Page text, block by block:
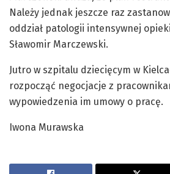
Należy jednak jeszcze raz
oddział patologii intensywnej
Sławomir Marczewski.
Jutro w szpitalu dziecięcym w
rozpocząć negocjacje z
wypowiedzenia im umowy o pracę.
Iwona Murawska